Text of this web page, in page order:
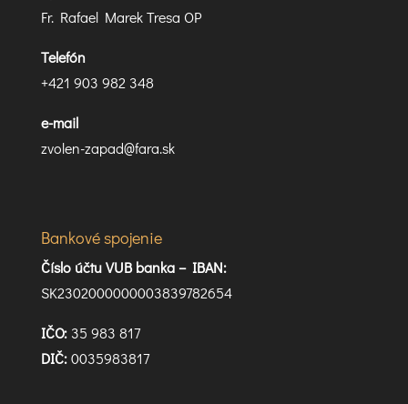
Fr. Rafael Marek Tresa OP
Telefón
+421 903 982 348
e-mail
zvolen-zapad@fara.sk
Bankové spojenie
Číslo účtu VUB banka – IBAN:
SK2302000000003839782654
IČO:35 983 817
DIČ:0035983817